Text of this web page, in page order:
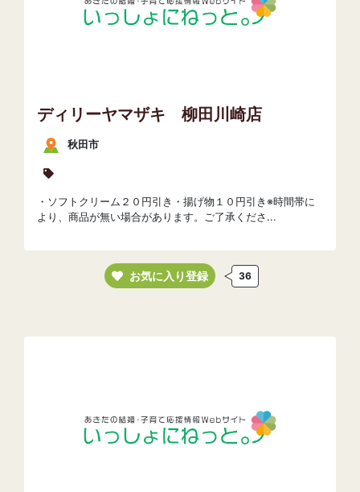
ディリーヤマザキ 柳田川崎店
秋田市
・ソフトクリーム２０円引き・揚げ物１０円引き※時間帯に
より、商品が無い場合があります。ご了承くださ...
お気に入り登録 36